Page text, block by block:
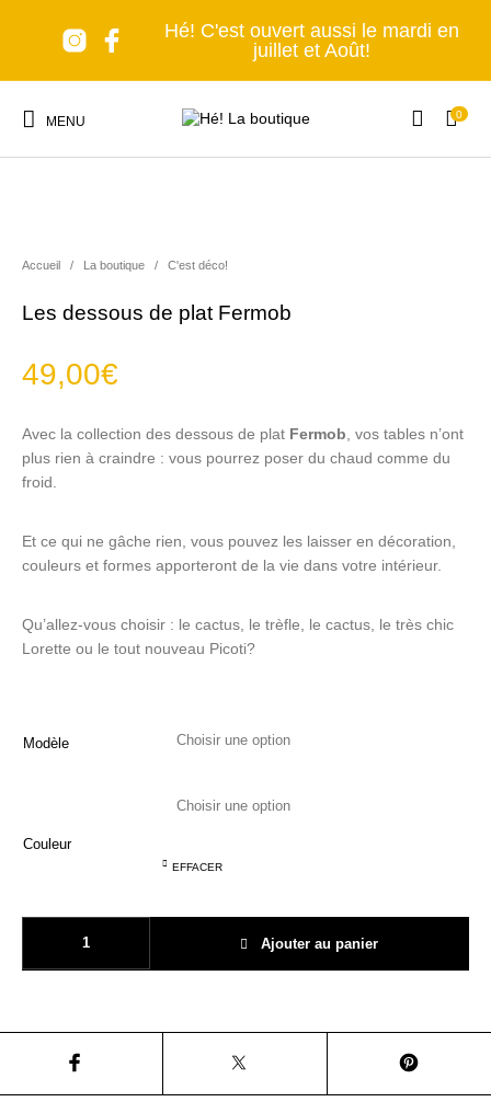
Hé! C'est ouvert aussi le mardi en
juillet et Août!
MENU 0
Nouveaux produits Les accessoires A table!
Accueil / La boutique / C'est déco!
Les dessous de plat Fermob
49,00€
Avec la collection des dessous de plat Fermob , vos tables n’ont
plus rien à craindre : vous pourrez poser du chaud comme du
froid.
Et ce qui ne gâche rien, vous pouvez les laisser en décoration,
couleurs et formes apporteront de la vie dans votre intérieur.
Qu’allez-vous choisir : le cactus, le trèfle, le cactus, le très chic
Lorette ou le tout nouveau Picoti?
Modèle
Couleur
EFFACER
Ajouter au panier